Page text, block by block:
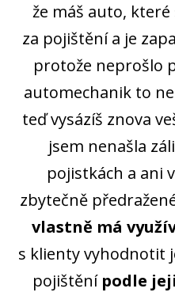
že máš auto,
za pojištění a je
protože neprošlo
automechanik to
teď vysázíš znova
jsem nenašla
pojistkách a ani
zbytečně
vlastně má
s klienty vyhodnotit
pojištění podle